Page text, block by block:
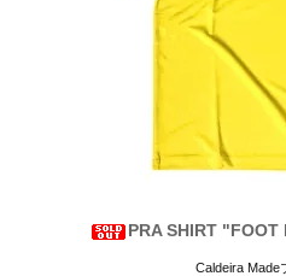
PRA SHIRT
Caldeira Made